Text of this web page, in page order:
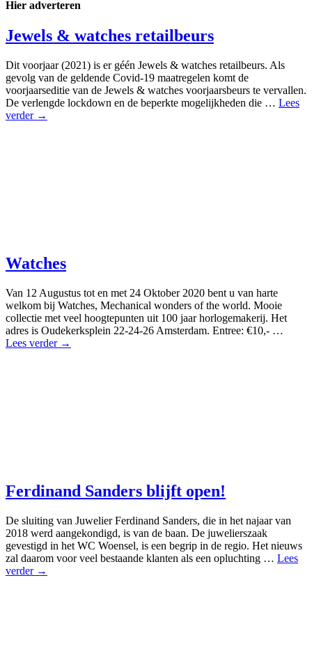
Hier adverteren
Jewels & watches retailbeurs
Dit voorjaar (2021) is er géén Jewels & watches retailbeurs. Als
gevolg van de geldende Covid-19 maatregelen komt de
voorjaarseditie van de Jewels & watches voorjaarsbeurs te vervallen.
De verlengde lockdown en de beperkte mogelijkheden die … Lees
verder →
Watches
Van 12 Augustus tot en met 24 Oktober 2020 bent u van harte
welkom bij Watches, Mechanical wonders of the world. Mooie
collectie met veel hoogtepunten uit 100 jaar horlogemakerij. Het
adres is Oudekerksplein 22-24-26 Amsterdam. Entree: €10,- …
Lees verder →
Ferdinand Sanders blijft open!
De sluiting van Juwelier Ferdinand Sanders, die in het najaar van
2018 werd aangekondigd, is van de baan. De juwelierszaak
gevestigd in het WC Woensel, is een begrip in de regio. Het nieuws
zal daarom voor veel bestaande klanten als een opluchting … Lees
verder →